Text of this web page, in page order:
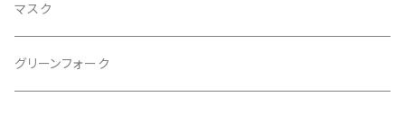
マスク
グリーンフォーク